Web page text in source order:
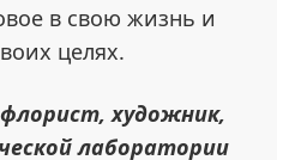
в свою жизнь и
целях.
художник,
лаборатории